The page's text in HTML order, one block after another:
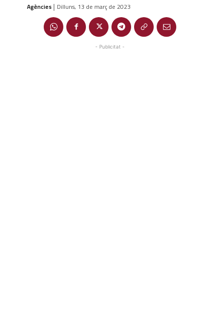
Agències | Dilluns, 13 de març de 2023
- Publicitat -